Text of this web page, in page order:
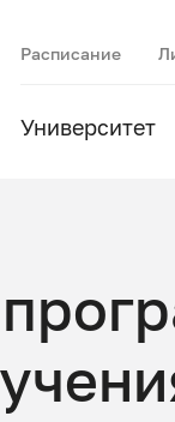
Расписание
Университет